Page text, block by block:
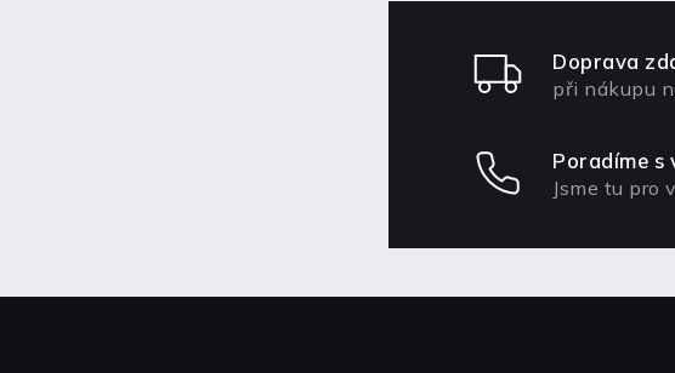
Doprava
při nákupu
Poradíme s
Jsme tu pro